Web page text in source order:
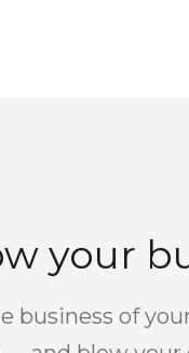
your
business of